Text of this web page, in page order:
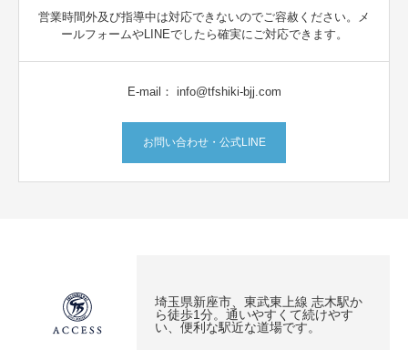
営業時間外及び指導中は対応できないのでご容赦ください。メ
ールフォームやLINEでしたら確実にご対応できます。
E-mail： info@tfshiki-bjj.com
お問い合わせ・公式LINE
埼玉県新座市、東武東上線 志木駅か
ら徒歩1分。通いやすくて続けやす
い、便利な駅近な道場です。